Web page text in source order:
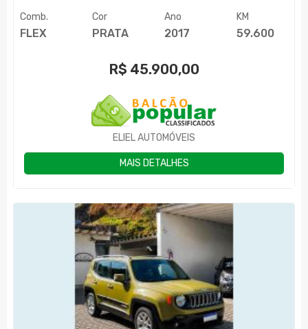
Comb.
FLEX
Cor
PRATA
Ano
2017
KM
59.600
R$ 45.900,00
ELIEL AUTOMÓVEIS
MAIS DETALHES